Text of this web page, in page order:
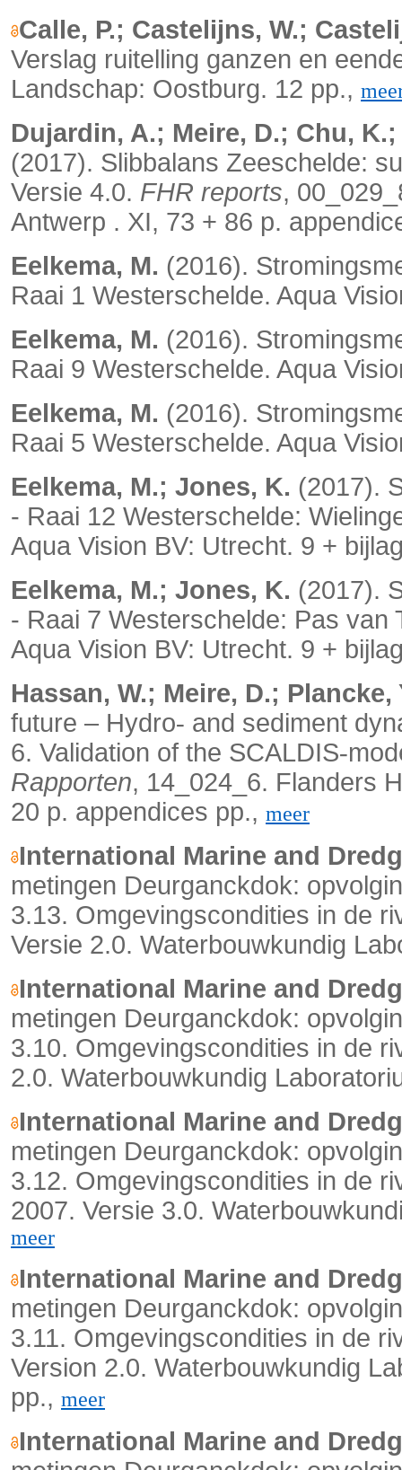
Calle, P.; Castelijns, W.;
Verslag ruitelling ganzen en
Landschap: Oostburg. 12 pp.,
Dujardin, A.; Meire, D.; Chu,
(2017). Slibbalans Zeeschelde:
Versie 4.0. FHR reports,
Antwerp . XI, 73 + 86 p.
Eelkema, M. (2016).
Raai 1 Westerschelde. Aqua
Eelkema, M. (2016).
Raai 9 Westerschelde. Aqua
Eelkema, M. (2016).
Raai 5 Westerschelde. Aqua
Eelkema, M.; Jones, K. (2017).
- Raai 12 Westerschelde:
Aqua Vision BV: Utrecht. 9 +
Eelkema, M.; Jones, K. (2017).
- Raai 7 Westerschelde: Pas van
Aqua Vision BV: Utrecht. 9 +
Hassan, W.; Meire, D.; Plancke,
future – Hydro‐ and sediment
6. Validation of the SCALDIS‐
Rapporten, 14_024_6. Flanders
20 p. appendices pp., meer
International Marine and
metingen Deurganckdok:
3.13. Omgevingscondities in de
Versie 2.0. Waterbouwkundig
International Marine and
metingen Deurganckdok:
3.10. Omgevingscondities in de
2.0. Waterbouwkundig
International Marine and
metingen Deurganckdok:
3.12. Omgevingscondities in de
2007. Versie 3.0.
meer
International Marine and
metingen Deurganckdok:
3.11. Omgevingscondities in de
Version 2.0. Waterbouwkundig
pp., meer
International Marine and